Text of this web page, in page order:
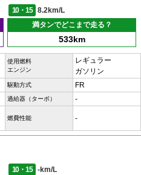
10・15
8.2km/L
満タンでどこまで走る？
533km
使用燃料
エンジン
レギュラー
ガソリン
駆動方式 FR
過給器（ターボ） -
燃費性能 -
10・15
-km/L